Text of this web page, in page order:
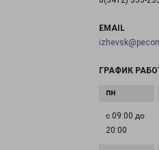
EMAIL
ГРАФИК
с 09:00 до
20:00